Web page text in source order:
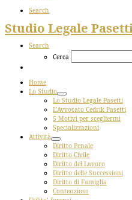
Search
Studio Legale
Search
Cerca
Home
Lo Studio
Lo Studio Legale Pasetti
L’Avvocato Cedrik Pasetti
5 Motivi per scegliermi
Specializzazioni
Attività
Diritto Penale
Diritto Civile
Diritto del Lavoro
Diritto delle Successioni
Diritto di Famiglia
Contenzioso